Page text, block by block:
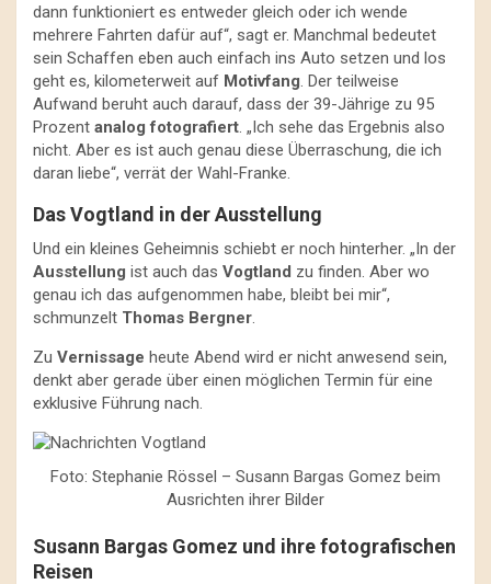
dann funktioniert es entweder gleich oder ich wende
mehrere Fahrten dafür auf“, sagt er. Manchmal bedeutet
sein Schaffen eben auch einfach ins Auto setzen und los
geht es, kilometerweit auf Motivfang. Der teilweise
Aufwand beruht auch darauf, dass der 39-Jährige zu 95
Prozent analog fotografiert. „Ich sehe das Ergebnis also
nicht. Aber es ist auch genau diese Überraschung, die ich
daran liebe“, verrät der Wahl-Franke.
Das Vogtland in der Ausstellung
Und ein kleines Geheimnis schiebt er noch hinterher. „In der
Ausstellung ist auch das Vogtland zu finden. Aber wo
genau ich das aufgenommen habe, bleibt bei mir“,
schmunzelt Thomas Bergner.
Zu Vernissage heute Abend wird er nicht anwesend sein,
denkt aber gerade über einen möglichen Termin für eine
exklusive Führung nach.
Foto: Stephanie Rössel – Susann Bargas Gomez beim
Ausrichten ihrer Bilder
Susann Bargas Gomez und ihre fotografischen
Reisen